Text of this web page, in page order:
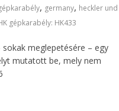
, germany, heckler und
gépkarabély: HK433
sokak meglepetésére – egy
mutatott be, mely nem